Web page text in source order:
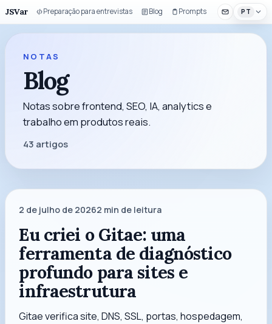
JSVar Preparação para entrevistas Blog Prompts Componentes
PT
NOTAS
Blog
Notas sobre frontend, SEO, IA, analytics e
trabalho em produtos reais.
43 artigos
2 de julho de 20262 min de leitura
Eu criei o Gitae: uma
ferramenta de diagnóstico
profundo para sites e
infraestrutura
Gitae verifica site, DNS, SSL, portas, hospedagem,